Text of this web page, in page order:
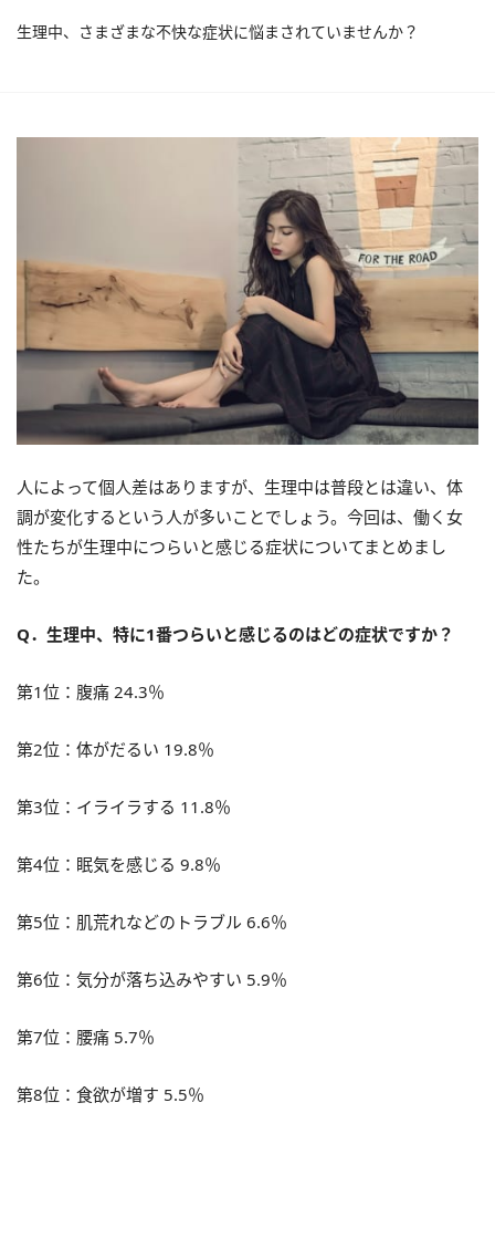
生理中、さまざまな不快な症状に悩まされていませんか？
人によって個人差はありますが、生理中は普段とは違い、体
調が変化するという人が多いことでしょう。今回は、働く女
性たちが生理中につらいと感じる症状についてまとめまし
た。
Q．生理中、特に1番つらいと感じるのはどの症状ですか？
第1位：腹痛 24.3％
第2位：体がだるい 19.8％
第3位：イライラする 11.8％
第4位：眠気を感じる 9.8％
第5位：肌荒れなどのトラブル 6.6％
第6位：気分が落ち込みやすい 5.9％
第7位：腰痛 5.7％
第8位：食欲が増す 5.5％